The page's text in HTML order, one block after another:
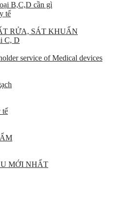
B,C,D cần gì
tế
RỬA, SÁT KHUẨN
C, D
service of Medical devices
tế
MỚI NHẤT